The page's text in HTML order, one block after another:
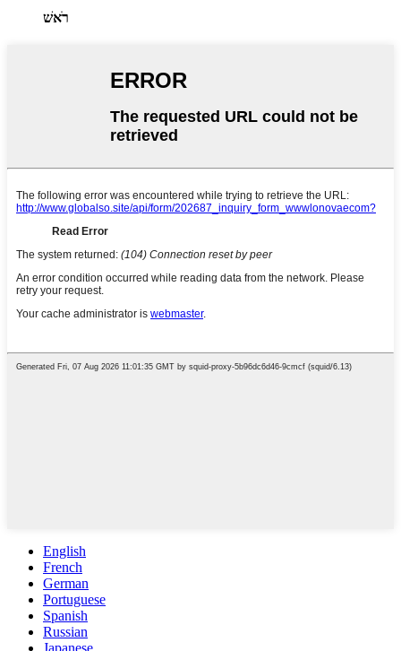
רֹאשׁ
English
French
German
Portuguese
Spanish
Russian